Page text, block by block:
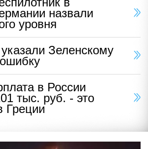
назвали
уровня
Зеленскому
в России
тыс. руб. - это
Греции